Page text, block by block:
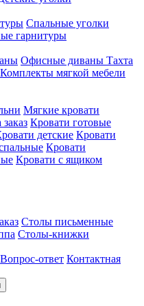
Спальные уголки
гарнитуры
Офисные диваны Тахта
Комплекты мягкой мебели
Мягкие кровати
Кровати готовые
детские Кровати
Кровати
Кровати с ящиком
Столы письменные
Столы-книжки
Вопрос-ответ Контактная